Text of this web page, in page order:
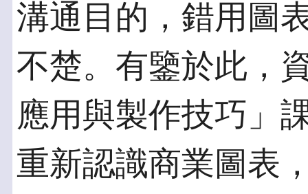
溝通目的，錯用圖
不楚。有鑒於此，
應用與製作技巧」
重新認識商業圖表